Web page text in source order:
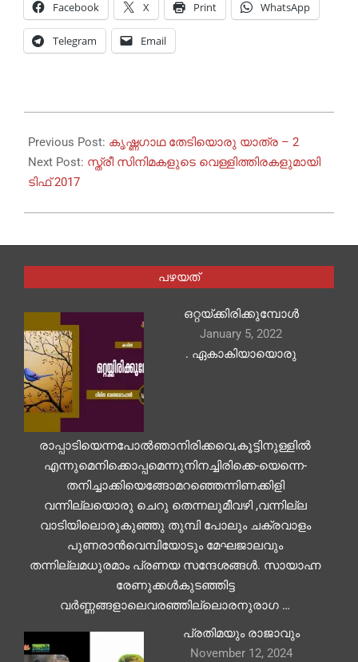
Facebook X Print WhatsApp
Telegram Email
09-
20
Previous Post: കൃഷ്ണഗാഥ തേടിയൊരു യാത്ര – 2
Next Post: സ്ത്രീ സിനിമകളുടെ വെള്ളിത്തിരകളുമായി
ടിഫ് 2017
പഴയത്
ഒറ്റയ്ക്കിരിക്കുമ്പോൾ
January 5, 2022
. ഏകാകിയായൊരു
രാപ്പാടിയെന്നപോൽഞാനിരിക്കവെ,കൂട്ടിനുള്ളിൽ
എന്നുമെനിക്കൊപ്പമെന്നുനിനച്ചിരിക്കെ-യെന്നെ-
തനിച്ചാക്കിയെങ്ങോമറഞ്ഞെന്നിണക്കിളി
വന്നില്ലയൊരു ചെറു തെന്നലുമീവഴി ,വന്നില്ല
വാടിയിലൊരുകുഞ്ഞു തുമ്പി പോലും ചക്രവാളം
പുണരാൻവെമ്പിയോടും മേഘജാലവും
തന്നില്ലമധുരമാം പ്രണയ സന്ദേശങ്ങൾ. സായാഹ്ന
രേണുക്കൾകുടഞ്ഞിട്ട
വർണ്ണങ്ങളാലെവരഞ്ഞില്ലൊരനുരാഗ …
പ്രതിമയും രാജാവും
November 12, 2024